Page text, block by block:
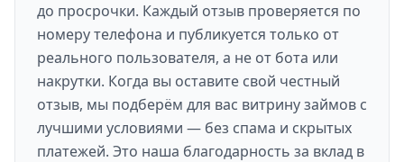
до просрочки. Каждый отзыв проверяется по
номеру телефона и публикуется только от
реального пользователя, а не от бота или
накрутки. Когда вы оставите свой честный
отзыв, мы подберём для вас витрину займов с
лучшими условиями — без спама и скрытых
платежей. Это наша благодарность за вклад в